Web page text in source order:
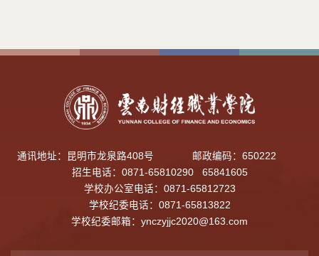
通讯地址：昆明市龙泉路408号
邮政编码：650222
招生电话：0871-65810290 65841605
学校办公室电话：0871-65812723
学校纪委电话：0871-65813822
学校纪委邮箱： ynczyjjc2020@163.com